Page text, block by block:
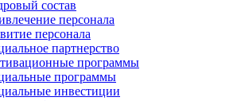
состав
персонала
персонала
партнерство
программы
программы
инвестиции